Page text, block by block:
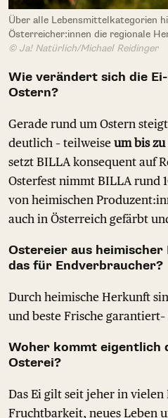
Über alle Lebensmittelkategorien
Österreicher:innen die regionale
© Ja! Natürlich/Michael Reidinger
Wie verändert sich die
Ostern?
Gerade rund um Ostern
deutlich – teilweise um bis
setzt BILLA konsequent auf
Osterfest nimmt BILLA rund
von heimischen
auch in Österreich gefärbt
Ostereier aus heimischer
das für Endverbraucher?
Durch heimische Herkunft
und beste Frische
Woher kommt eigentlich
Osterei?
Das Ei gilt seit jeher in
Fruchtbarkeit, neues Leben